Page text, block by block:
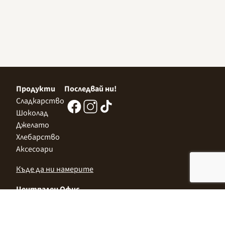
Продукти
Сладкарство
Шоколад
Джелато
Хлебарство
Аксесоари
Последвай ни!
Къде да ни намерите
Централен Офис